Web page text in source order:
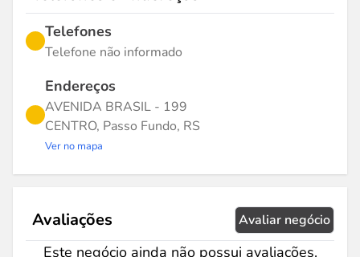
Telefones
Telefone não informado
Endereços
AVENIDA BRASIL - 199
CENTRO, Passo Fundo, RS
Ver no mapa
Avaliações Avaliar negócio
Este negócio ainda não possui avaliações.